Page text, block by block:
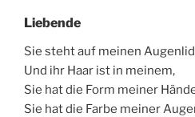
Liebende
Sie steht auf meinen
Und ihr Haar ist in meinem,
Sie hat die Form meiner
Sie hat die Farbe meiner